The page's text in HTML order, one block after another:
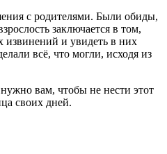
с родителями. Были обиды,
заключается в том,
извинений и увидеть в них
всё, что могли, исходя из
вам, чтобы не нести этот
своих дней.